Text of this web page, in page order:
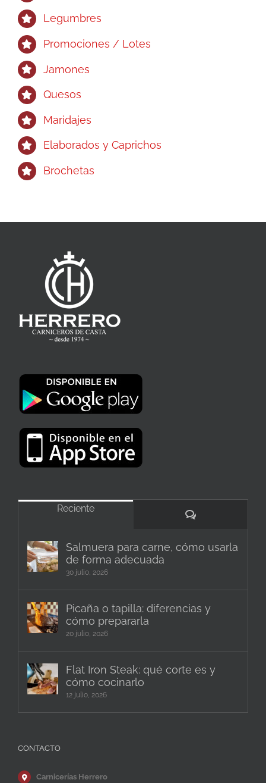
Legumbres
Promociones / Lotes
Jamones
Quesos
Maridajes
Elaborados y Caprichos
Brochetas
Reciente
Comentarios
Salmuera para carne, cómo usarla
de forma adecuada
30 julio, 2026
Picaña o tapilla: diferencias y
cómo prepararla
20 julio, 2026
Flat Iron Steak: qué corte es y
cómo cocinarlo
12 julio, 2026
CONTACTO
Carnicerías Herrero